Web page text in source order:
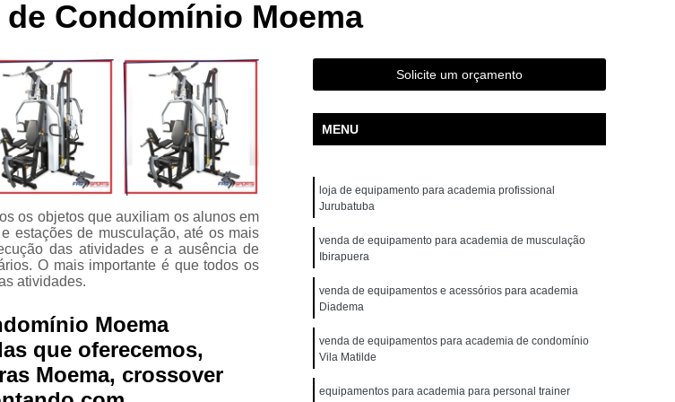
Bicicleta Movement Perform Bicicleta Movement Rt230
Crossover Angulado Crossover Máquina Academia
Crossover Multifuncional
Crossover Profissional para Academia
Funcional
Equipamento Crossover
Aparelho de Ginástica Elíptico Gt e
Aparelho Elíptico Gt e Aparelho Elíptico Lx e
Elíptico Movement Elíptico Movement E2
Elíptico Movement Gte
Lx140
Elíptico Movement Perform
Elíptico Profissional Movement
para Academia
Equipamento para Academia de Musculação
para Academia Profissional
Equipamentos e Acessórios para Academia
Academia de Condomínio
Equipamentos para Academia de Ginástica
para Academia em Clubes
Equipamentos para Academia Halteres
Academia Musculação
Equipamentos para Academia para Coordenador
Condomínio Moema
os objetos que auxiliam os alunos em
estações de musculação, até os mais
das atividades e a ausência de
O mais importante é que todos os
atividades.
Moema
que oferecemos,
Moema, crossover
Solicite um orçamento
MENU
loja de equipamento para academia profissional
Jurubatuba
venda de equipamento para academia de musculação
Ibirapuera
venda de equipamentos e acessórios para academia
Diadema
venda de equipamentos para academia de condomínio
Vila Matilde
equipamentos para academia para personal trainer